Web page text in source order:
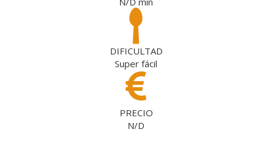
DIFICULTAD
Super fácil
PRECIO
N/D